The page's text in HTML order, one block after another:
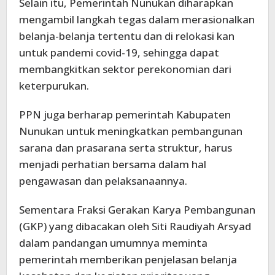
mengambil langkah tegas dalam merasionalkan
belanja-belanja tertentu dan di relokasi kan
untuk pandemi covid-19, sehingga dapat
membangkitkan sektor perekonomian dari
keterpurukan.
PPN juga berharap pemerintah Kabupaten
Nunukan untuk meningkatkan pembangunan
sarana dan prasarana serta struktur, harus
menjadi perhatian bersama dalam hal
pengawasan dan pelaksanaannya.
Sementara Fraksi Gerakan Karya Pembangunan
(GKP) yang dibacakan oleh Siti Raudiyah Arsyad
dalam pandangan umumnya meminta
pemerintah memberikan penjelasan belanja